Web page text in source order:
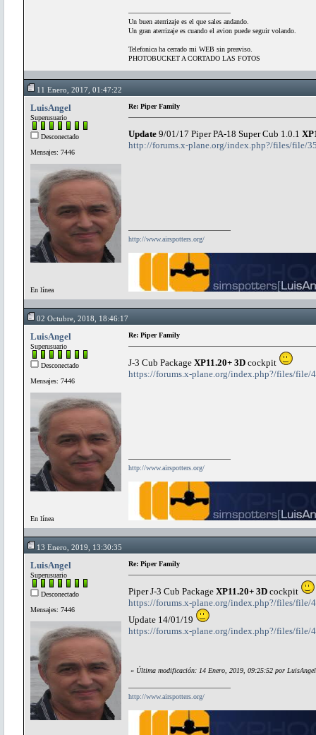
Un buen aterrizaje es el que sales andando.
Un gran aterrizaje es cuando el avion puede seguir volando.
Telefonica ha cerrado mi WEB sin preaviso.
PHOTOBUCKET A CORTADO LAS FOTOS
11 Enero, 2017, 01:47:22
LuisAngel
Superusuario
Desconectado
Mensajes: 7446
En línea
Re: Piper Family
Update 9/01/17 Piper PA-18 Super Cub 1.0.1
http://forums.x-plane.org/index.php?/files/file/
http://www.airspotters.org/
02 Octubre, 2018, 18:46:17
LuisAngel
Superusuario
Desconectado
Mensajes: 7446
En línea
Re: Piper Family
J-3 Cub Package XP11.20+ 3D cockpit
https://forums.x-plane.org/index.php?/files/file/
http://www.airspotters.org/
13 Enero, 2019, 13:30:35
LuisAngel
Superusuario
Desconectado
Mensajes: 7446
Re: Piper Family
Piper J-3 Cub Package XP11.20+ 3D cockpit
https://forums.x-plane.org/index.php?/files/file/
Update 14/01/19
https://forums.x-plane.org/index.php?/files/file/
« Última modificación: 14 Enero, 2019, 09:25:52 por LuisAngel
http://www.airspotters.org/